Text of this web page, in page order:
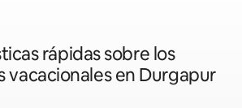
rápidas sobre los
vacacionales en Durgapur